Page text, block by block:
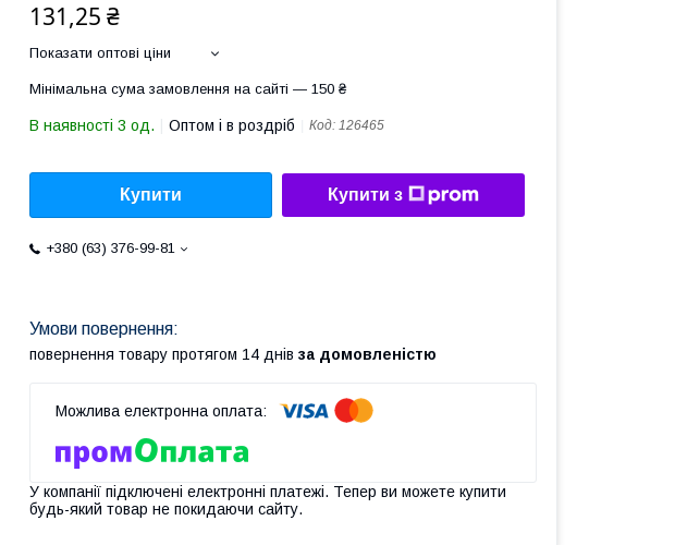
131,25 ₴
Показати оптові ціни
Мінімальна сума замовлення на сайті — 150 ₴
В наявності 3 од. Оптом і в роздріб Код: 126465
Купити Купити з
+380 (63) 376-99-81
повернення товару протягом 14 днів за домовленістю
У компанії підключені електронні платежі. Тепер ви можете купити
будь-який товар не покидаючи сайту.